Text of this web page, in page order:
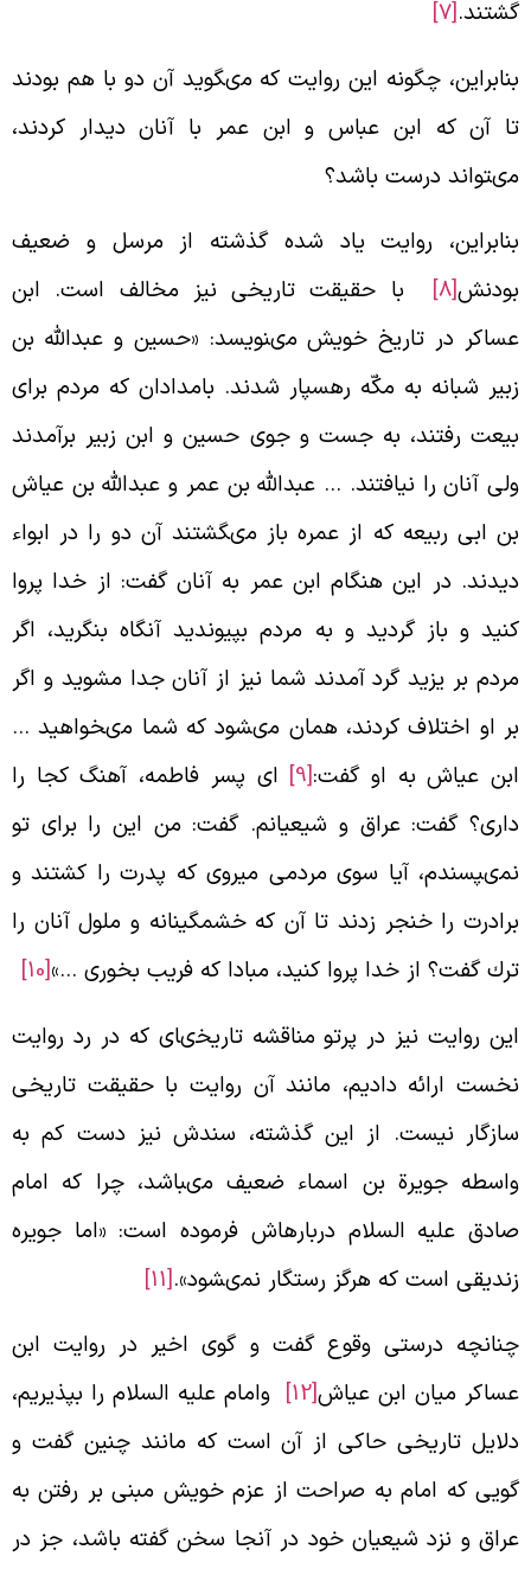
[7]
چگونه اين روايت كه مى‏گويد آن دو با هم بودند
آن كه ابن عباس و ابن عمر با آنان ديدار كردند،
درست باشد؟
روايت ياد شده گذشته از مرسل و ضعيف
[8]
با حقيقت تاريخى نيز مخالف است. ابن
در تاريخ خويش مى‏نويسد: «حسين و عبدالله بن
شبانه به مكّه رهسپار شدند. بامدادان كه مردم براى
رفتند، به جست و جوى حسين و ابن زبير برآمدند
آنان را نيافتند. … عبدالله بن عمر و عبدالله بن عياش
ابى ربيعه كه از عمره باز مى‏گشتند آن دو را در ابواء
در اين هنگام ابن عمر به آنان گفت: از خدا پروا
و باز گرديد و به مردم بپيونديد آن‏گاه بنگريد، اگر
بر يزيد گرد آمدند شما نيز از آنان جدا مشويد و اگر
او اختلاف كردند، همان مى‏شود كه شما مى‏خواهيد …
عياش به او گفت:[9] اى پسر فاطمه، آهنگ كجا را
گفت: عراق و شيعيانم. گفت: من اين را براى تو
آيا سوى مردمى میروى كه پدرت را كشتند و
را خنجر زدند تا آن كه خشمگينانه و ملول آنان را
گفت؟ از خدا پروا كنيد، مبادا كه فريب بخورى …»[10]
روايت نيز در پرتو مناقشه تاريخى‏اى كه در رد روايت
ارائه داديم، مانند آن روايت با حقيقت تاريخى
نيست. از اين گذشته، سندش نيز دست كم به
جويرة بن اسماء ضعيف مى‏باشد، چرا كه امام
عليه السلام درباره‏اش فرموده است: «اما جويره
است كه هرگز رستگار نمى‏شود».[11]
درستى وقوع گفت و گوى اخير در روايت ابن
ميان ابن عياش[12]
‏ وامام عليه السلام را بپذيريم،
تاريخى حاكى از آن است كه مانند چنين گفت و
كه امام به صراحت از عزم خويش مبنى بر رفتن به
و نزد شيعيان خود در آن‏جا سخن گفته باشد، جز در